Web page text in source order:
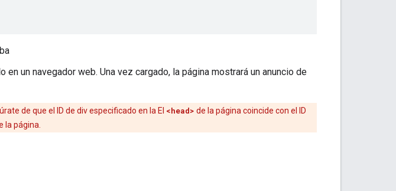
en un navegador web. Una vez cargado, la página mostrará un anuncio de
de que el ID de div especificado en la El <head> de la página coincide con el ID
la página.